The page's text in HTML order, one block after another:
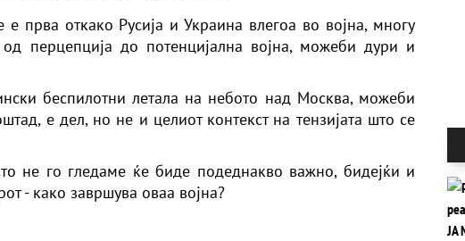
прва откако Русија и Украина влегоа во војна, многу
перцепција до потенцијална војна, можеби дури и
беспилотни летала на небото над Москва, можеби
е дел, но не и целиот контекст на тензијата што се
не го гледаме ќе биде подеднакво важно, бидејќи и
- како завршува оваа војна?